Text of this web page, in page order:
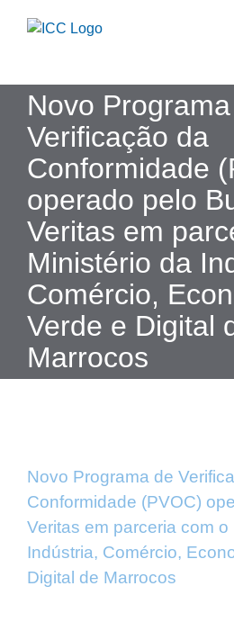
Novo
Verificação da
Conformidade
operado pelo
Veritas em
Ministério da
Comércio,
Verde e Digital
Marrocos
Novo Programa de
Conformidade (PVOC)
Veritas em parceria com o
Indústria, Comércio,
Digital de Marrocos